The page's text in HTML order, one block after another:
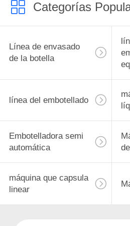
máquina
capsula
Máquina
Categorías
Línea de envasado
de la botella
línea del embotellado
Embotelladora semi
automática
máquina que capsula
linear